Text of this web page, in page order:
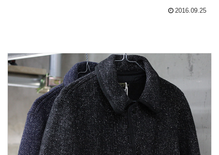
2016.09.25